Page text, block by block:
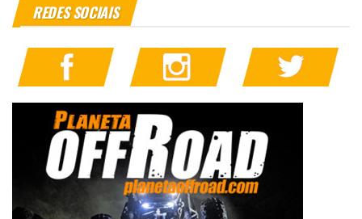
REDES SOCIAIS